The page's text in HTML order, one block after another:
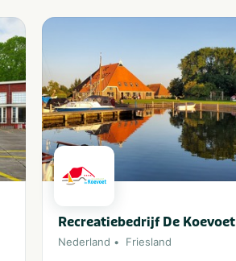
Recreatiebedrijf De Koevoet
Nederland Friesland